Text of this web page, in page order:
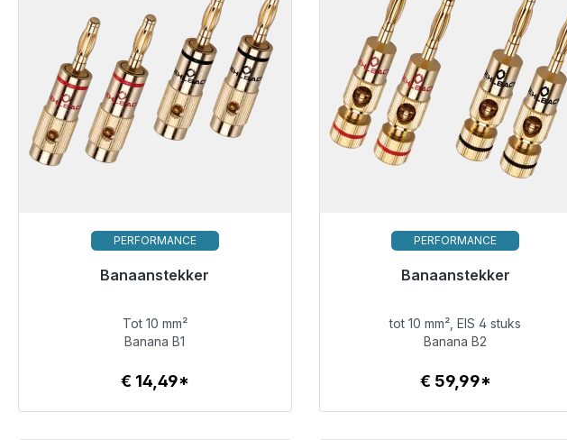
PERFORMANCE
Banaanstekker
€ 14,49
Details
Tot 10 mm²
Banana B1
€ 14,49*
PERFORMANCE
Banaanstekker
Klaar voor onmiddellijke verzending,
€ 59,99
Details
tot 10 mm², EIS 4 stuks
Banana B2
€ 59,99*